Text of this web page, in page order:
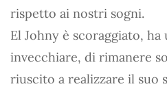
rispetto ai nostri sogni.
El Johny è scoraggiato,
invecchiare, di rimanere
riuscito a realizzare il suo